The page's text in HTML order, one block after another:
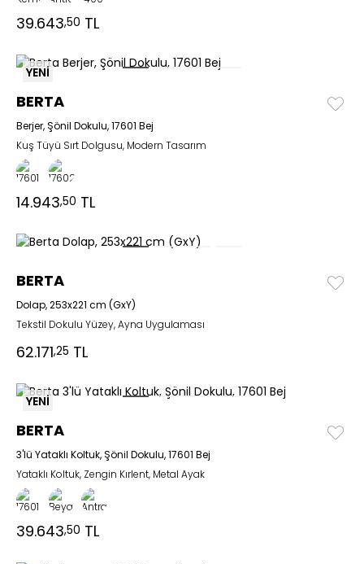
39.643,50 TL
YENİ
BERTA
Berjer, Şönil Dokulu, 17601 Bej
Kuş Tüyü Sırt Dolgusu, Modern Tasarım
14.943,50 TL
BERTA
Dolap, 253x221 cm (GxY)
Tekstil Dokulu Yüzey, Ayna Uygulaması
62.171,25 TL
YENİ
BERTA
3'lü Yataklı Koltuk, Şönil Dokulu, 17601 Bej
Yataklı Koltuk, Zengin Kırlent, Metal Ayak
39.643,50 TL